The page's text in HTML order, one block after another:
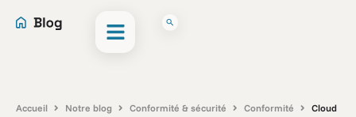
Accueil Notre blog Conformité & sécurité Conformité
Cloud